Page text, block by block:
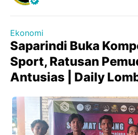
Ekonomi
Saparindi Buka
Sport, Ratusan
Antusias | Daily